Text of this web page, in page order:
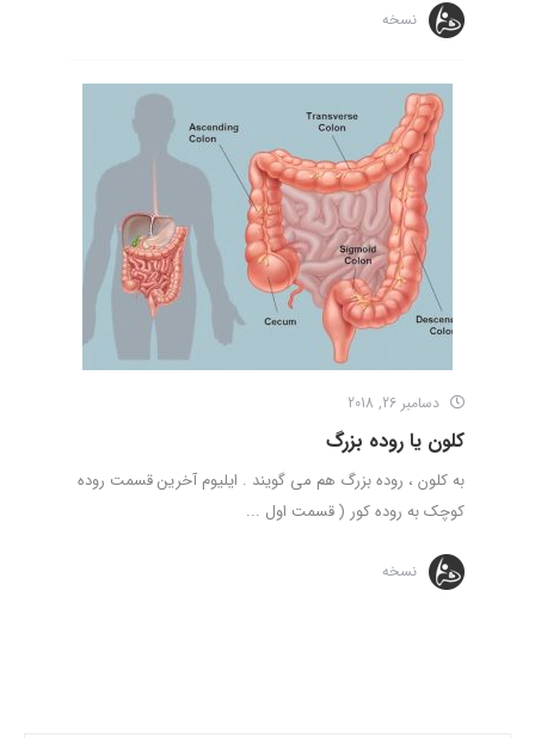
نسخه
دسامبر 26, 2018
کلون یا روده بزرگ
به کلون ، روده بزرگ هم می گویند . ایلیوم آخرین قسمت روده
کوچک به روده کور ( قسمت اول ...
نسخه